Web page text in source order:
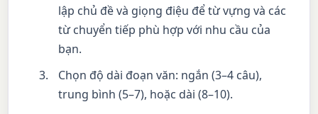
lập chủ đề và giọng điệu để từ vựng và các
từ chuyển tiếp phù hợp với nhu cầu của
bạn.
Chọn độ dài đoạn văn: ngắn (3–4 câu),
trung bình (5–7), hoặc dài (8–10).